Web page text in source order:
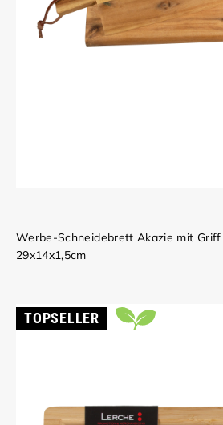
Werbe-Schneidebrett Akazie mit
29x14x1,5cm
TOPSELLER